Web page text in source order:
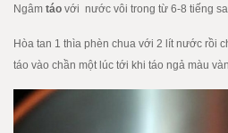
Ngâm táo với nước vôi trong từ 6-8 tiếng
Hòa tan 1 thìa phèn chua với 2 lít nước rồi
táo vào chần một lúc tới khi táo ngả màu